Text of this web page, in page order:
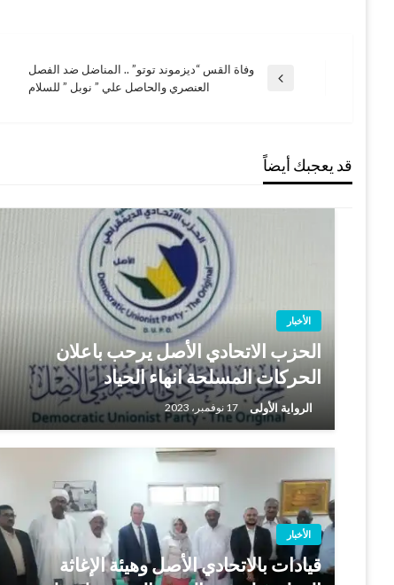
تصفّح
المقالة
وفاة القس “ديزموند توتو” .. المناضل ضد الفصل
العنصري والحاصل علي ” نوبل ” للسلام
قد يعجبك أيضاً
الأخبار
الحزب الاتحادي الأصل يرحب باعلان
الحركات المسلحة انهاء الحياد
الرواية الأولى 17 نوفمبر، 2023
الأخبار
قيادات بالاتحادي الأصل وهيئة الإغاثة